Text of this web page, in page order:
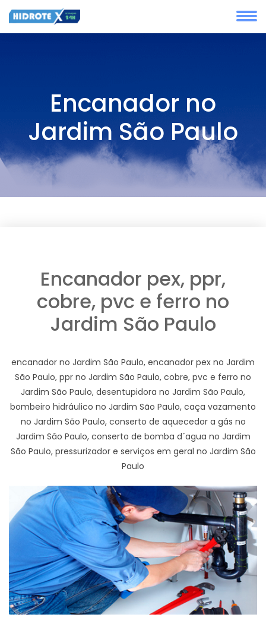
Encanador no
Jardim São Paulo
Encanador pex, ppr,
cobre, pvc e ferro no
Jardim São Paulo
encanador no Jardim São Paulo, encanador pex no Jardim
São Paulo, ppr no Jardim São Paulo, cobre, pvc e ferro no
Jardim São Paulo, desentupidora no Jardim São Paulo,
bombeiro hidráulico no Jardim São Paulo, caça vazamento
no Jardim São Paulo, conserto de aquecedor a gás no
Jardim São Paulo, conserto de bomba d´agua no Jardim
São Paulo, pressurizador e serviços em geral no Jardim São
Paulo